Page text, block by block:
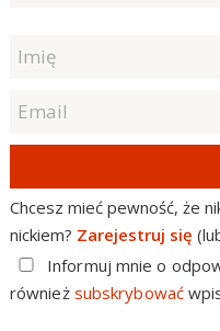
Chcesz mieć pewność, że
nickiem? Zarejestruj się
Informuj mnie o
również subskrybować